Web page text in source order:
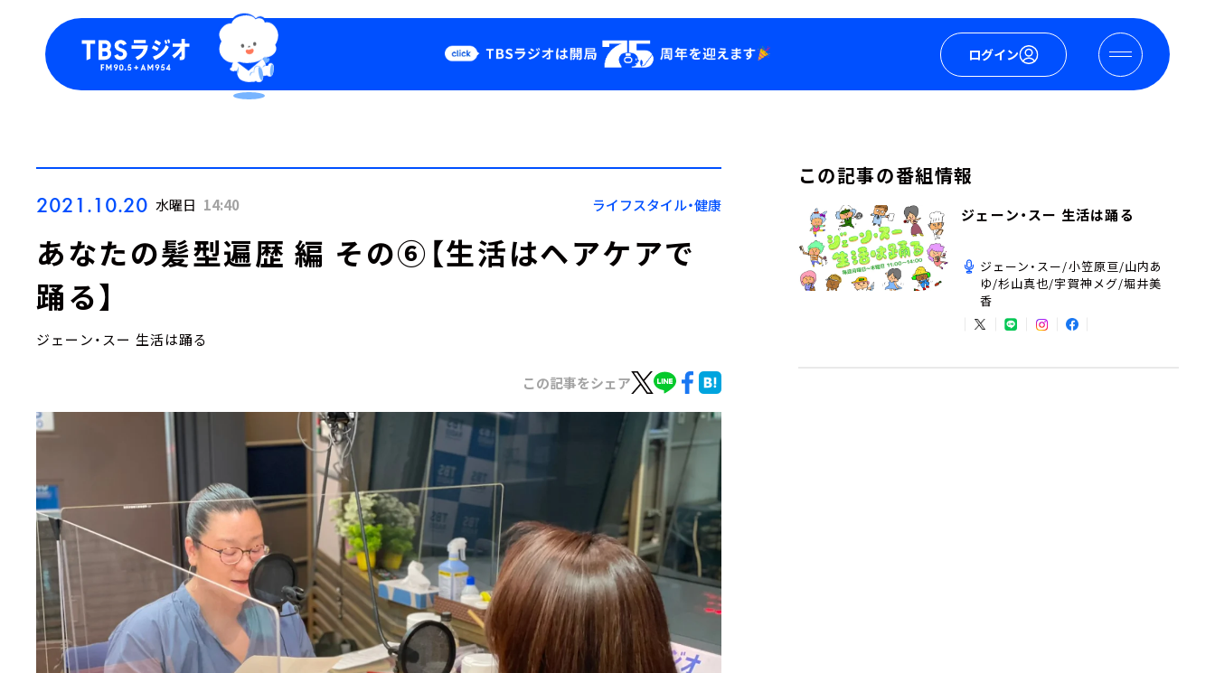
ログイン
Podcast
YouTube
会社情報
2021.10.20 水曜日 14:40 ライフスタイル・健康
あなたの髪型遍歴 編 その⑥【生活はヘアケアで
踊る】
ジェーン・スー 生活は踊る
この記事をシェア
この記事の番組情報
ジェーン・スー 生活は踊る
ジェーン・スー/小笠原亘/山内あ
ゆ/杉山真也/宇賀神メグ/堀井美
香